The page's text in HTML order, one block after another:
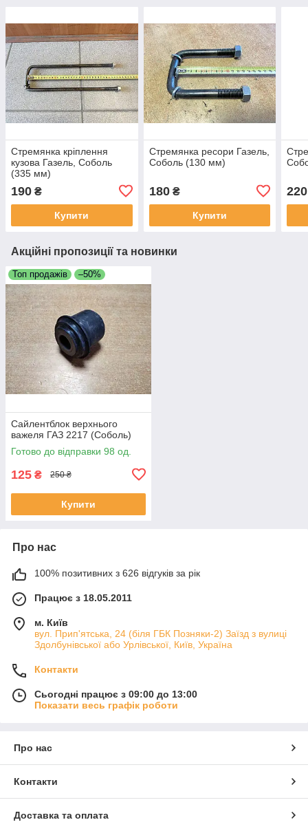
Стремянка кріплення
кузова Газель, Соболь
(335 мм)
190 ₴
Купити
Стремянка ресори Газель,
Соболь (130 мм)
180₴
Купити
220
Акційні пропозиції та новинки
Топ продажів –50%
Сайлентблок верхнього
важеля ГАЗ 2217 (Соболь)
Готово до відправки 98 од.
125 ₴ 250 ₴
Купити
Про нас
100% позитивних з 626 відгуків за рік
Працює з 18.05.2011
м. Київ
вул. Прип'ятська, 24 (біля ГБК Позняки-2) Заїзд з вулиці
Здолбунівської або Урлівської, Київ, Україна
Контакти
Сьогодні працює з 09:00 до 13:00
Показати весь графік роботи
Про нас
Контакти
Доставка та оплата